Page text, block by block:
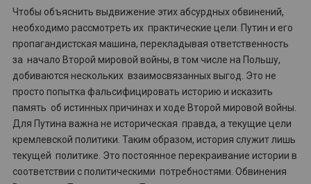
Чтобы объяснить выдвижение этих абсурдных обвинений,
необходимо рассмотреть их практические цели. Путин и его
пропагандистская машина, перекладывая ответственность
за начало Второй мировой войны, в том числе на Польшу,
добиваются нескольких взаимосвязанных выгод. Это не
просто попытка фальсифицировать историю и исказить
память об истинных причинах и ходе Второй мировой войны.
Для Путина важна не историческая правда, а текущие цели
кремлевской политики. Таким образом, история служит лишь
текущей политике. Это постоянное перекраивание истории в
соответствии с политическими потребностями. Обвинения